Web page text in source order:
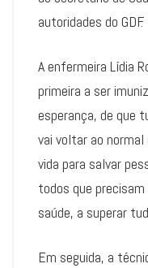
autoridades do GDF.
A enfermeira Lídia
primeira a ser
esperança, de que
vai voltar ao
vida para salvar
todos que
saúde, a superar
Em seguida, a